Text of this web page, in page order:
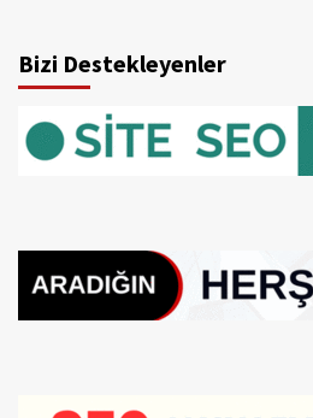
Bizi Destekleyenler